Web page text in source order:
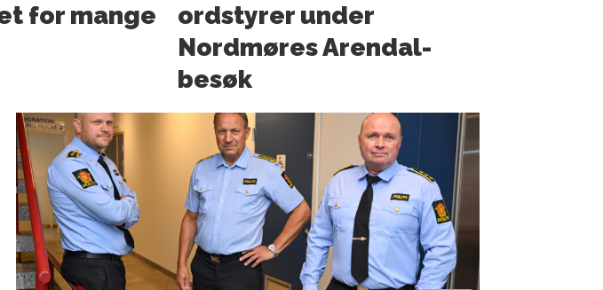
for mange
ordstyrer under
Nordmøres Arendal-
besøk